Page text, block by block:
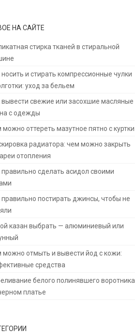
НА САЙТЕ
стирка тканей в стиральной
носить и стирать компрессионные чулки
уход за бельем
вывести свежие или засохшие масляные
с одежды
можно оттереть мазутное пятно с куртки
радиатора: чем можно закрыть
отопления
правильно сделать асидол своими
правильно постирать джинсы, чтобы не
казан выбрать — алюминиевый или
можно отмыть и вывести йод с кожи:
средства
белого полинявшего воротника
платье